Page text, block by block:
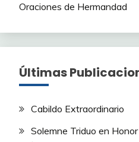
Oraciones de Hermandad
Últimas
Cabildo Extraordinario
Solemne Triduo en